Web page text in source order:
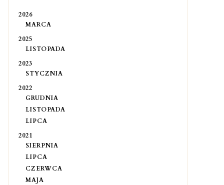
2026
MARCA
2025
LISTOPADA
2023
STYCZNIA
2022
GRUDNIA
LISTOPADA
LIPCA
2021
SIERPNIA
LIPCA
CZERWCA
MAJA